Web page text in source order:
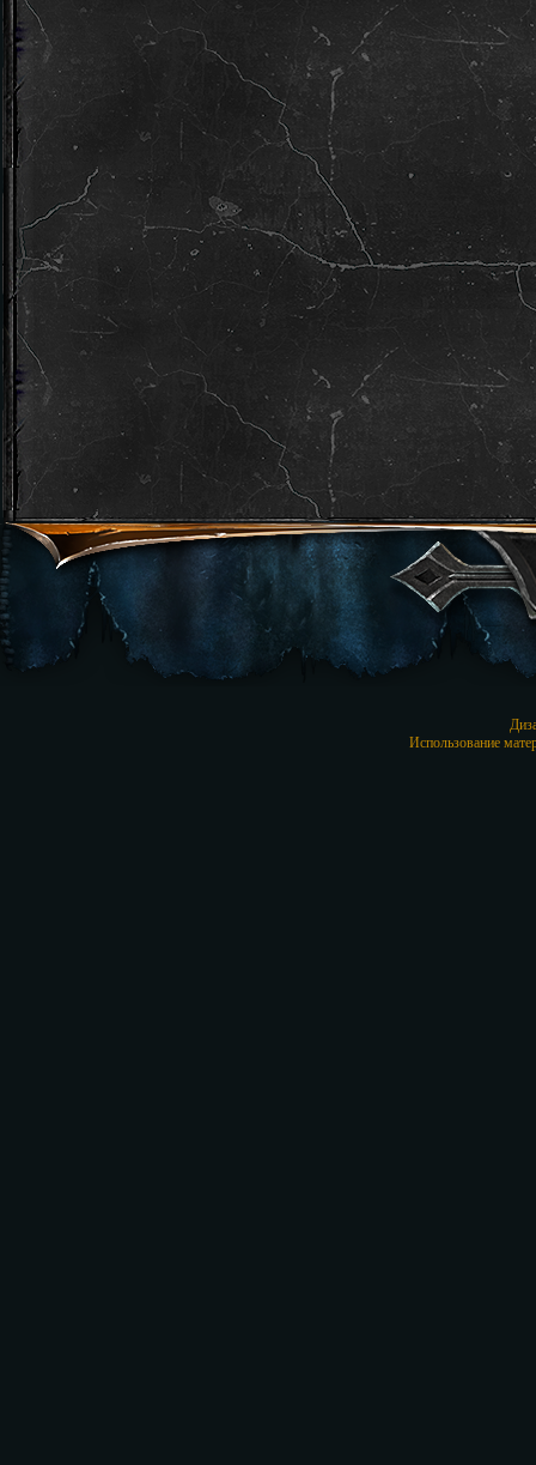
Использование